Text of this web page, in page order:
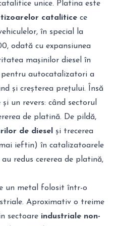
unice. Platina este
catalitice ce
în special la
odată cu expansiunea
mașinilor diesel în
pentru autocatalizatori a
și creșterea prețului. Însă
un revers: când sectorul
de platină. De pildă,
de diesel și trecerea
ieftin) în catalizatoarele
redus cererea de platină,
un metal folosit într-o
Aproximativ o treime
sectoare industriale non-